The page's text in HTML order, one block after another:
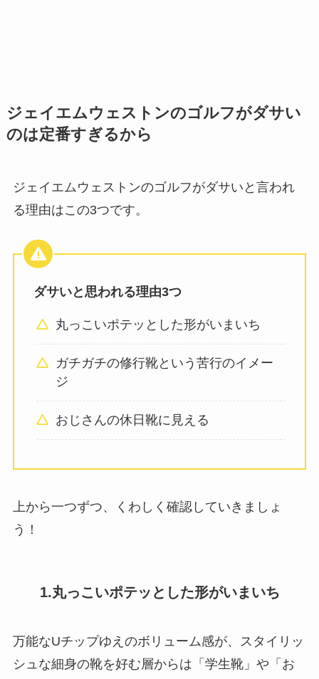
ジェイエムウェストンのゴルフがダサい
のは定番すぎるから
ジェイエムウェストンのゴルフがダサいと言われ
る理由はこの3つです。
ダサいと思われる理由3つ
丸っこいポテッとした形がいまいち
ガチガチの修行靴という苦行のイメー
ジ
おじさんの休日靴に見える
上から一つずつ、くわしく確認していきましょ
う！
1.丸っこいポテッとした形がいまいち
万能なUチップゆえのボリューム感が、スタイリッ
シュな細身の靴を好む層からは「学生靴」や「お